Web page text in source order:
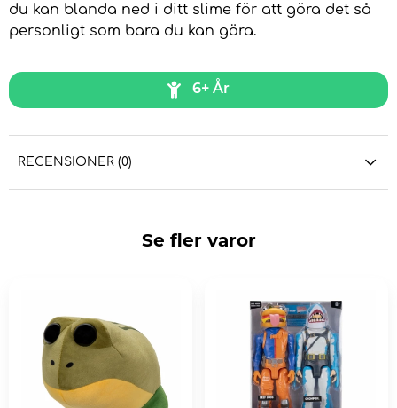
du kan blanda ned i ditt slime för att göra det så
personligt som bara du kan göra.
6+ År
RECENSIONER (0)
Se fler varor